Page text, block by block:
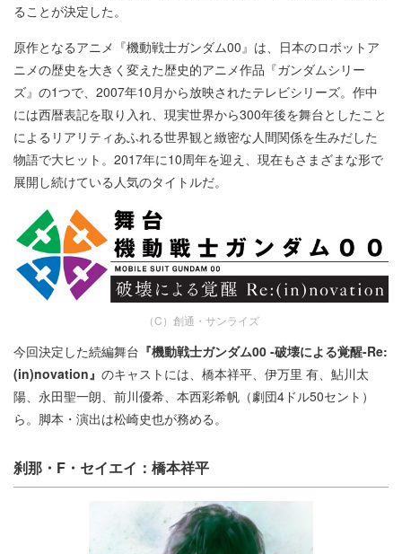
ることが決定した。
原作となるアニメ『機動戦士ガンダム00』は、日本のロボットア
ニメの歴史を大きく変えた歴史的アニメ作品『ガンダムシリー
ズ』の1つで、2007年10月から放映されたテレビシリーズ。作中
には西暦表記を取り入れ、現実世界から300年後を舞台としたこと
によるリアリティあふれる世界観と緻密な人間関係を生みだした
物語で大ヒット。2017年に10周年を迎え、現在もさまざまな形で
展開し続けている人気のタイトルだ。
（C）創通・サンライズ
今回決定した続編舞台 『機動戦士ガンダム00 -破壊による覚醒-Re:
(in)novation』 のキャストには、橋本祥平、伊万里 有、鮎川太
陽、永田聖一朗、前川優希、本西彩希帆（劇団4ドル50セント）
ら。脚本・演出は松崎史也が務める。
刹那・F・セイエイ：橋本祥平